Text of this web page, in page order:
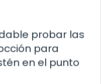
probar las
para
en el punto